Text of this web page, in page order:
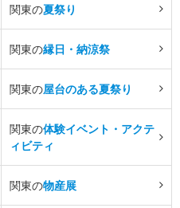
関東の夏祭り
関東の縁日・納涼祭
関東の屋台のある夏祭り
関東の体験イベント・アクテ
ィビティ
関東の物産展